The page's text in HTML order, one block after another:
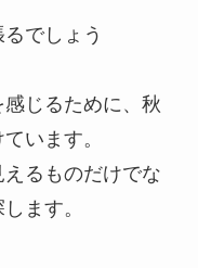
でしょう
じるために、秋
います。
るものだけでな
ます。